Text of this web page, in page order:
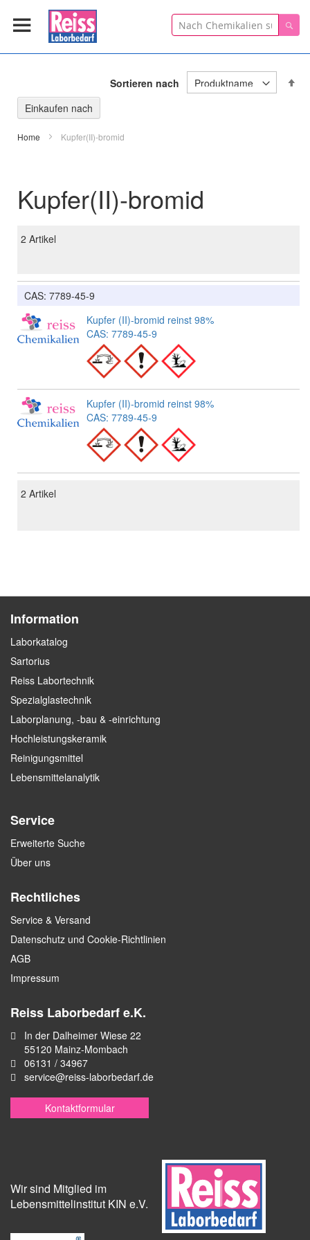
Suche
Home Kupfer(II)-bromid
Kupfer(II)-bromid
2 Artikel
Sortieren nach
CAS: 7789-45-9
Kupfer (II)-bromid reinst 98%
CAS: 7789-45-9
Kupfer (II)-bromid reinst 98%
CAS: 7789-45-9
2 Artikel
Einkaufen nach
Information
Laborkatalog
Sartorius
Reiss Labortechnik
Spezialglastechnik
Laborplanung, -bau & -einrichtung
Hochleistungskeramik
Reinigungsmittel
Lebensmittelanalytik
Service
Erweiterte Suche
Über uns
Rechtliches
Service & Versand
Datenschutz und Cookie-Richtlinien
AGB
Impressum
Reiss Laborbedarf e.K.
In der Dalheimer Wiese 22
55120 Mainz-Mombach
06131 / 34967
service@reiss-laborbedarf.de
Kontaktformular
Wir sind Mitglied im
Lebensmittelinstitut KIN e.V.